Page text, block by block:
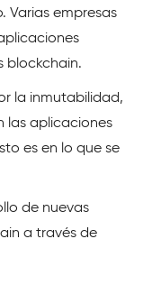
Varias empresas
blockchain.
la inmutabilidad,
las aplicaciones
es en lo que se
de nuevas
a través de